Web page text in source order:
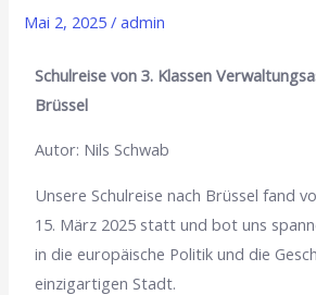
Mai 2, 2025/admin
Schulreise von 3. Klassen
Brüssel
Autor: Nils Schwab
Unsere Schulreise nach Brüssel fand
15. März 2025 statt und bot uns
in die europäische Politik und die
einzigartigen Stadt.